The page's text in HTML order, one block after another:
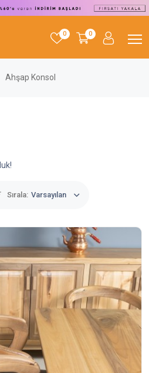
0 0
Ahşap Konsol
Sırala: Varsayılan